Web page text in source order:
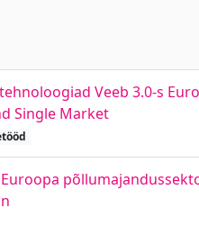
Veeb 3.0-s
Single Market